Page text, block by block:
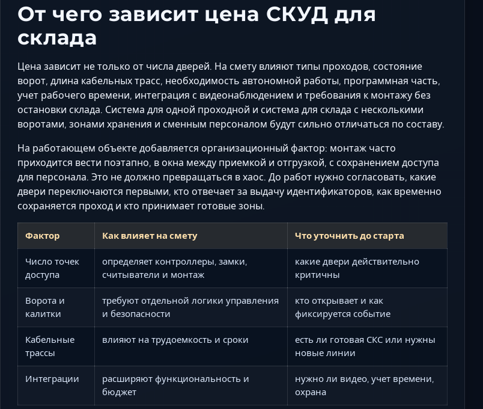
От чего зависит цена СКУД для
склада
Цена зависит не только от числа дверей. На смету влияют типы проходов, состояние
ворот, длина кабельных трасс, необходимость автономной работы, программная часть,
учет рабочего времени, интеграция с видеонаблюдением и требования к монтажу без
остановки склада. Система для одной проходной и система для склада с несколькими
воротами, зонами хранения и сменным персоналом будут сильно отличаться по составу.
На работающем объекте добавляется организационный фактор: монтаж часто
приходится вести поэтапно, в окна между приемкой и отгрузкой, с сохранением доступа
для персонала. Это не должно превращаться в хаос. До работ нужно согласовать, какие
двери переключаются первыми, кто отвечает за выдачу идентификаторов, как временно
сохраняется проход и кто принимает готовые зоны.
Фактор Как влияет на смету Что уточнить до старта
Число точек
доступа
определяет контроллеры, замки,
считыватели и монтаж
какие двери действительно
критичны
Ворота и
калитки
требуют отдельной логики управления
и безопасности
кто открывает и как
фиксируется событие
Кабельные
трассы
влияют на трудоемкость и сроки
есть ли готовая СКС или нужны
новые линии
Интеграции
расширяют функциональность и
бюджет
нужно ли видео, учет времени,
охрана